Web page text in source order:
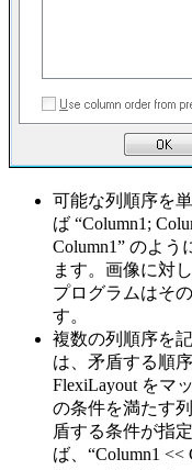
可能な列順序を
ば “Column1;
Column1” のよ
ます。画像に対
プログラムはそ
す。
複数の列順序を
は、矛盾する順
FlexiLayout をマ
の条件を満たす
盾する条件が指
ば、“Column1 <<